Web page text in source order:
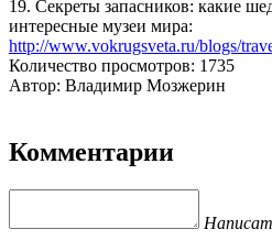
19. Секреты запасников: какие
интересные музеи мира:
http://www.vokrugsveta.ru/blogs/
Количество просмотров: 1735
Автор: Владимир Мозжерин
Комментарии